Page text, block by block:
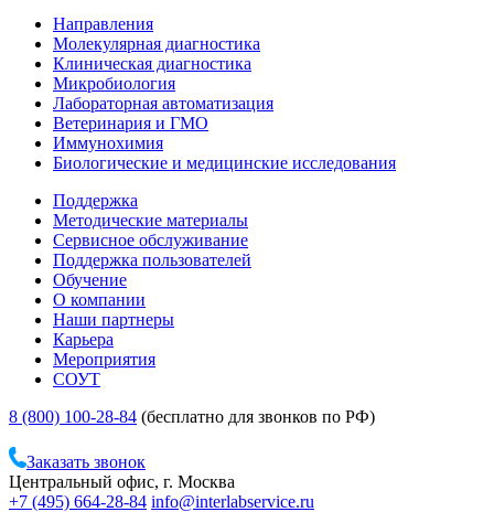
Направления
Молекулярная диагностика
Клиническая диагностика
Микробиология
Лабораторная автоматизация
Ветеринария и ГМО
Иммунохимия
Биологические и медицинские исследования
Поддержка
Методические материалы
Сервисное обслуживание
Поддержка пользователей
Обучение
О компании
Наши партнеры
Карьера
Мероприятия
СОУТ
8 (800) 100-28-84 (бесплатно для звонков по РФ)
Заказать звонок
Центральный офис, г. Москва
+7 (495) 664-28-84 info@interlabservice.ru